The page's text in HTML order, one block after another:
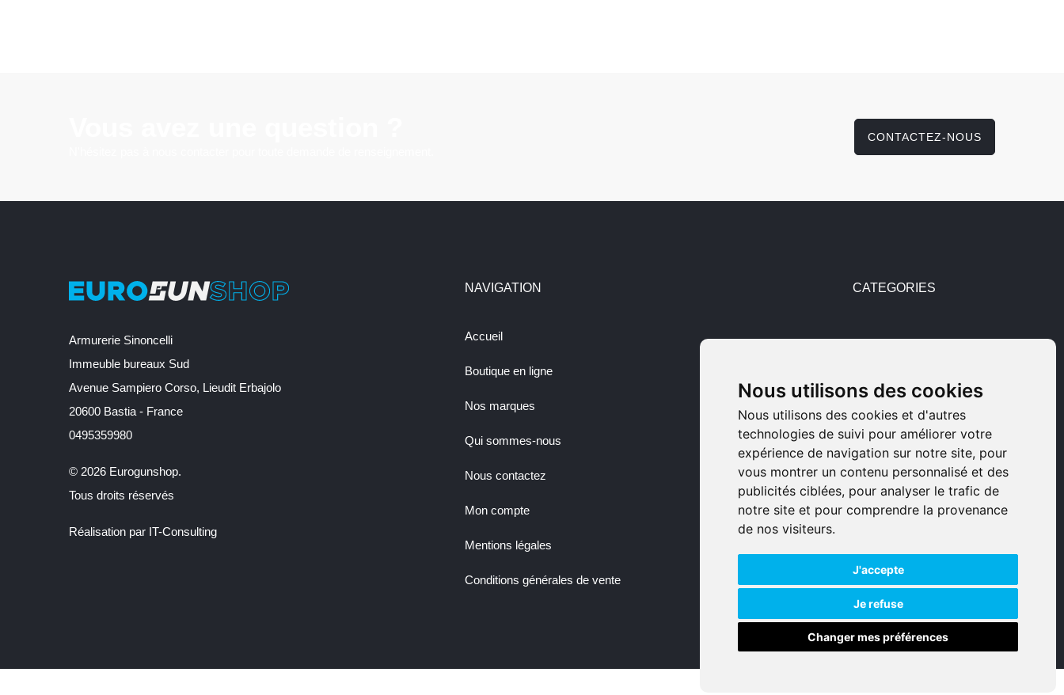
Nous utilisons des cookies
Nous utilisons des cookies et d'autres
technologies de suivi pour améliorer votre
expérience de navigation sur notre site, pour
vous montrer un contenu personnalisé et des
publicités ciblées, pour analyser le trafic de
notre site et pour comprendre la provenance
de nos visiteurs.
J'accepte
Je refuse
Changer mes préférences
CONTACTEZ-NOUS
Armurerie Sinoncelli
Immeuble bureaux Sud
Avenue Sampiero Corso, Lieudit Erbajolo
20600 Bastia - France
0495359980
© 2026 Eurogunshop.
Tous droits réservés
Réalisation par IT-Consulting
NAVIGATION
Accueil
Boutique en ligne
Nos marques
Qui sommes-nous
Nous contactez
Mon compte
Mentions légales
Conditions générales de vente
CATEGORIES
Armes neuves
Armes de collection
Munitions
Accessoires